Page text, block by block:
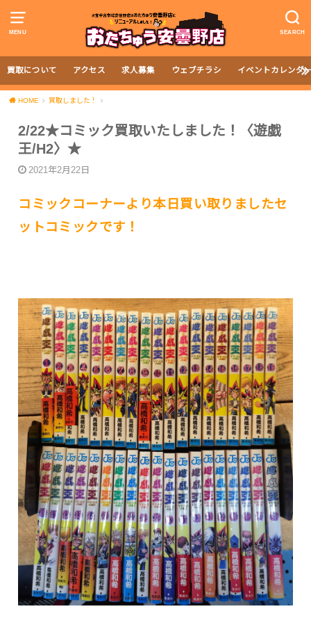
MENU SEARCH
買取について アクセス 求人募集 ウェブチラシ イベントカレンダ
HOME 買取しました！
2/22★コミック買取いたしました！〈遊戯
王/H2〉★
2021年2月22日
コミックコーナーより本日買い取りましたセ
ットコミックです！